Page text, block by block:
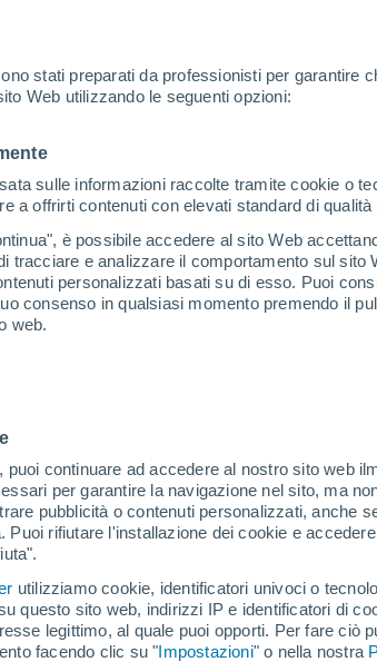
stati preparati da professionisti per garantire
Web utilizzando le seguenti opzioni:
sulle informazioni raccolte tramite cookie o
a offrirti contenuti con elevati standard di
è possibile accedere al sito Web
tracciare e analizzare il comportamento sul sito
personalizzati basati su di esso. Puoi
consenso in qualsiasi momento premendo il
web.
continuare ad accedere al nostro sito web
per garantire la navigazione nel sito, ma
pubblicità o contenuti personalizzati, anche
Puoi rifiutare l'installazione dei cookie e
utilizziamo cookie, identificatori univoci o
questo sito web, indirizzi IP e identificatori di
legittimo, al quale puoi opporti. Per fare ciò
facendo clic su "Impostazioni" o nella nostra
Il MeteoNotizie VideoAllerte
di previsione